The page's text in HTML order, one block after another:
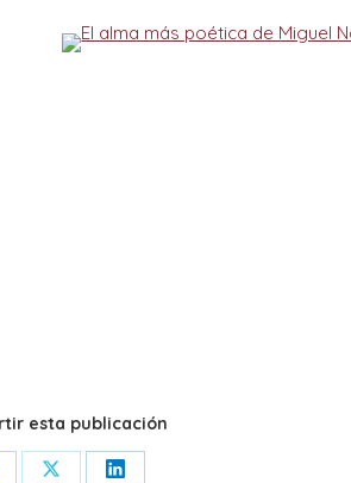
esta publicación